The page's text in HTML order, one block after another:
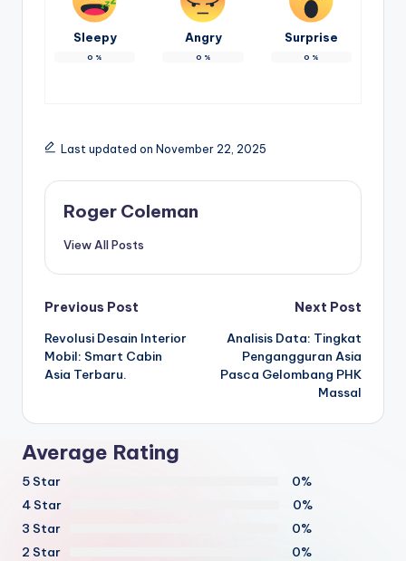
Sleepy
0 %
Angry
0 %
Surprise
0 %
Last updated on November 22, 2025
Roger Coleman
View All Posts
Post
navigation
Previous Post
Revolusi Desain Interior
Mobil: Smart Cabin
Asia Terbaru.
Next Post
Analisis Data: Tingkat
Pengangguran Asia
Pasca Gelombang PHK
Massal
Average Rating
5 Star
0%
4 Star
0%
3 Star
0%
2 Star
0%